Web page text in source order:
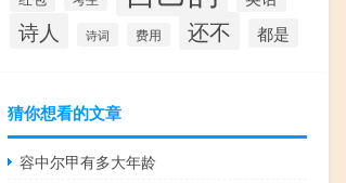
诗人 诗词 费用 还不 都是
猜你想看的文章
容中尔甲有多大年龄